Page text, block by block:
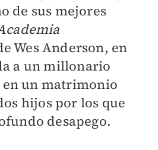
de sus mejores
Wes Anderson, en
a un millonario
en un matrimonio
hijos por los que
desapego.